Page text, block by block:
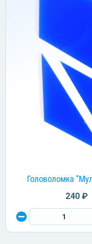
Головоломка
240 ₽